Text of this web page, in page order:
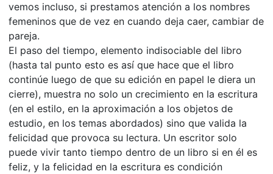
vemos incluso, si prestamos atención a los nombres
femeninos que de vez en cuando deja caer, cambiar de
pareja.
El paso del tiempo, elemento indisociable del libro
(hasta tal punto esto es así que hace que el libro
continúe luego de que su edición en papel le diera un
cierre), muestra no solo un crecimiento en la escritura
(en el estilo, en la aproximación a los objetos de
estudio, en los temas abordados) sino que valida la
felicidad que provoca su lectura. Un escritor solo
puede vivir tanto tiempo dentro de un libro si en él es
feliz, y la felicidad en la escritura es condición